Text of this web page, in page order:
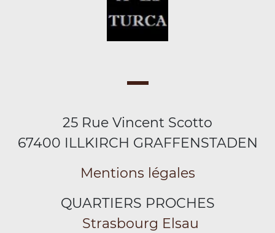
25 Rue Vincent Scotto
67400 ILLKIRCH GRAFFENSTADEN
Mentions légales
QUARTIERS PROCHES
Strasbourg Elsau